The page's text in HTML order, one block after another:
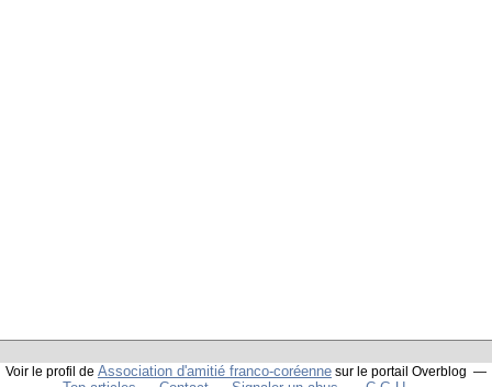
Voir le profil de Association d'amitié franco-coréenne sur le portail Overblog